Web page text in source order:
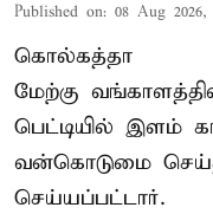
Published on: 08 Aug 2026,
கொல்கத்தா
மேற்கு
பெட்டியில் இளம்
வன்கொடுமை
செய்யப்பட்டார்.